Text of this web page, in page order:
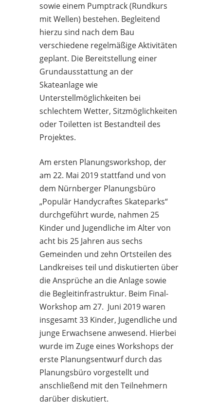
sowie einem Pumptrack (Rundkurs
mit Wellen) bestehen. Begleitend
hierzu sind nach dem Bau
verschiedene regelmäßige Aktivitäten
geplant. Die Bereitstellung einer
Grundausstattung an der
Skateanlage wie
Unterstellmöglichkeiten bei
schlechtem Wetter, Sitzmöglichkeiten
oder Toiletten ist Bestandteil des
Projektes.
Am ersten Planungsworkshop, der
am 22. Mai 2019 stattfand und von
dem Nürnberger Planungsbüro
„Populär Handycraftes Skateparks“
durchgeführt wurde, nahmen 25
Kinder und Jugendliche im Alter von
acht bis 25 Jahren aus sechs
Gemeinden und zehn Ortsteilen des
Landkreises teil und diskutierten über
die Ansprüche an die Anlage sowie
die Begleitinfrastruktur. Beim Final-
Workshop am 27. Juni 2019 waren
insgesamt 33 Kinder, Jugendliche und
junge Erwachsene anwesend. Hierbei
wurde im Zuge eines Workshops der
erste Planungsentwurf durch das
Planungsbüro vorgestellt und
anschließend mit den Teilnehmern
darüber diskutiert.